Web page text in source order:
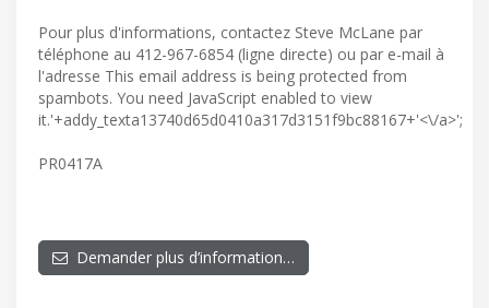
Pour plus d'informations, contactez Steve McLane par
téléphone au 412-967-6854 (ligne directe) ou par e-mail à
l'adresse This email address is being protected from
spambots. You need JavaScript enabled to view
it.'+addy_texta13740d65d0410a317d3151f9bc88167+'<\/a>';
PR0417A
Demander plus d’information…